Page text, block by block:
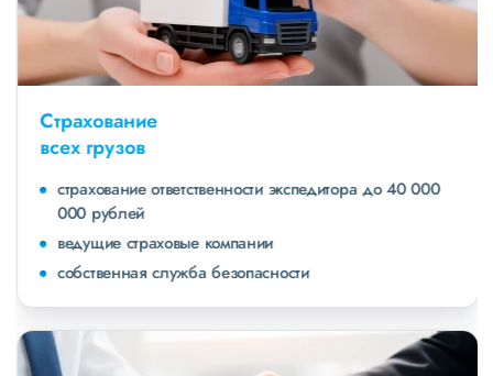
Страхование
всех грузов
страхование ответственности экспедитора до 40 000
000 рублей
ведущие страховые компании
собственная служба безопасности